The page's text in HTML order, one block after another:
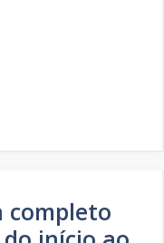
completo